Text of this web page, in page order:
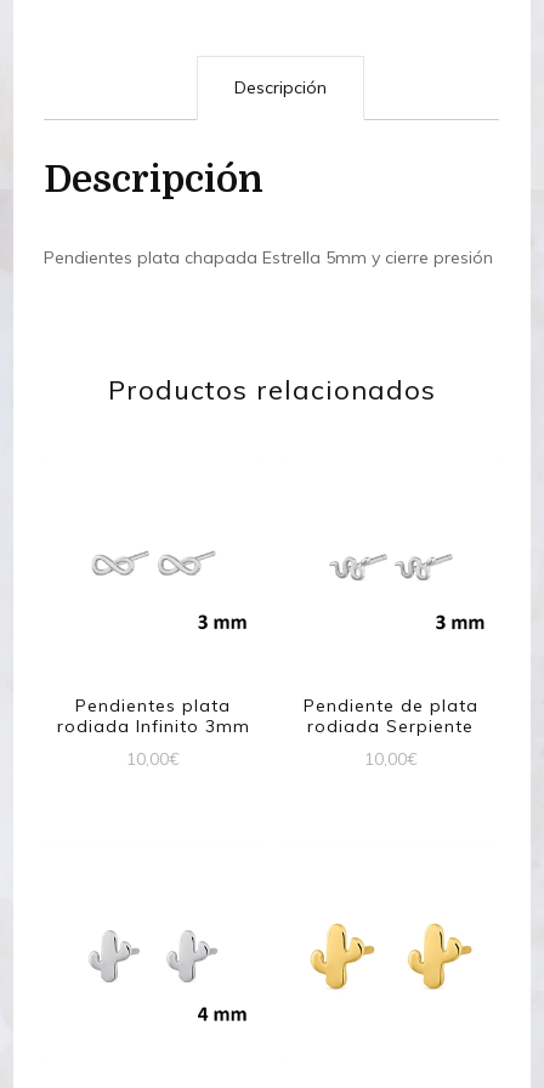
Descripción
Descripción
Pendientes plata chapada Estrella 5mm y cierre presión
Productos relacionados
Pendientes plata
rodiada Infinito 3mm
10,00€
Pendiente de plata
rodiada Serpiente
10,00€